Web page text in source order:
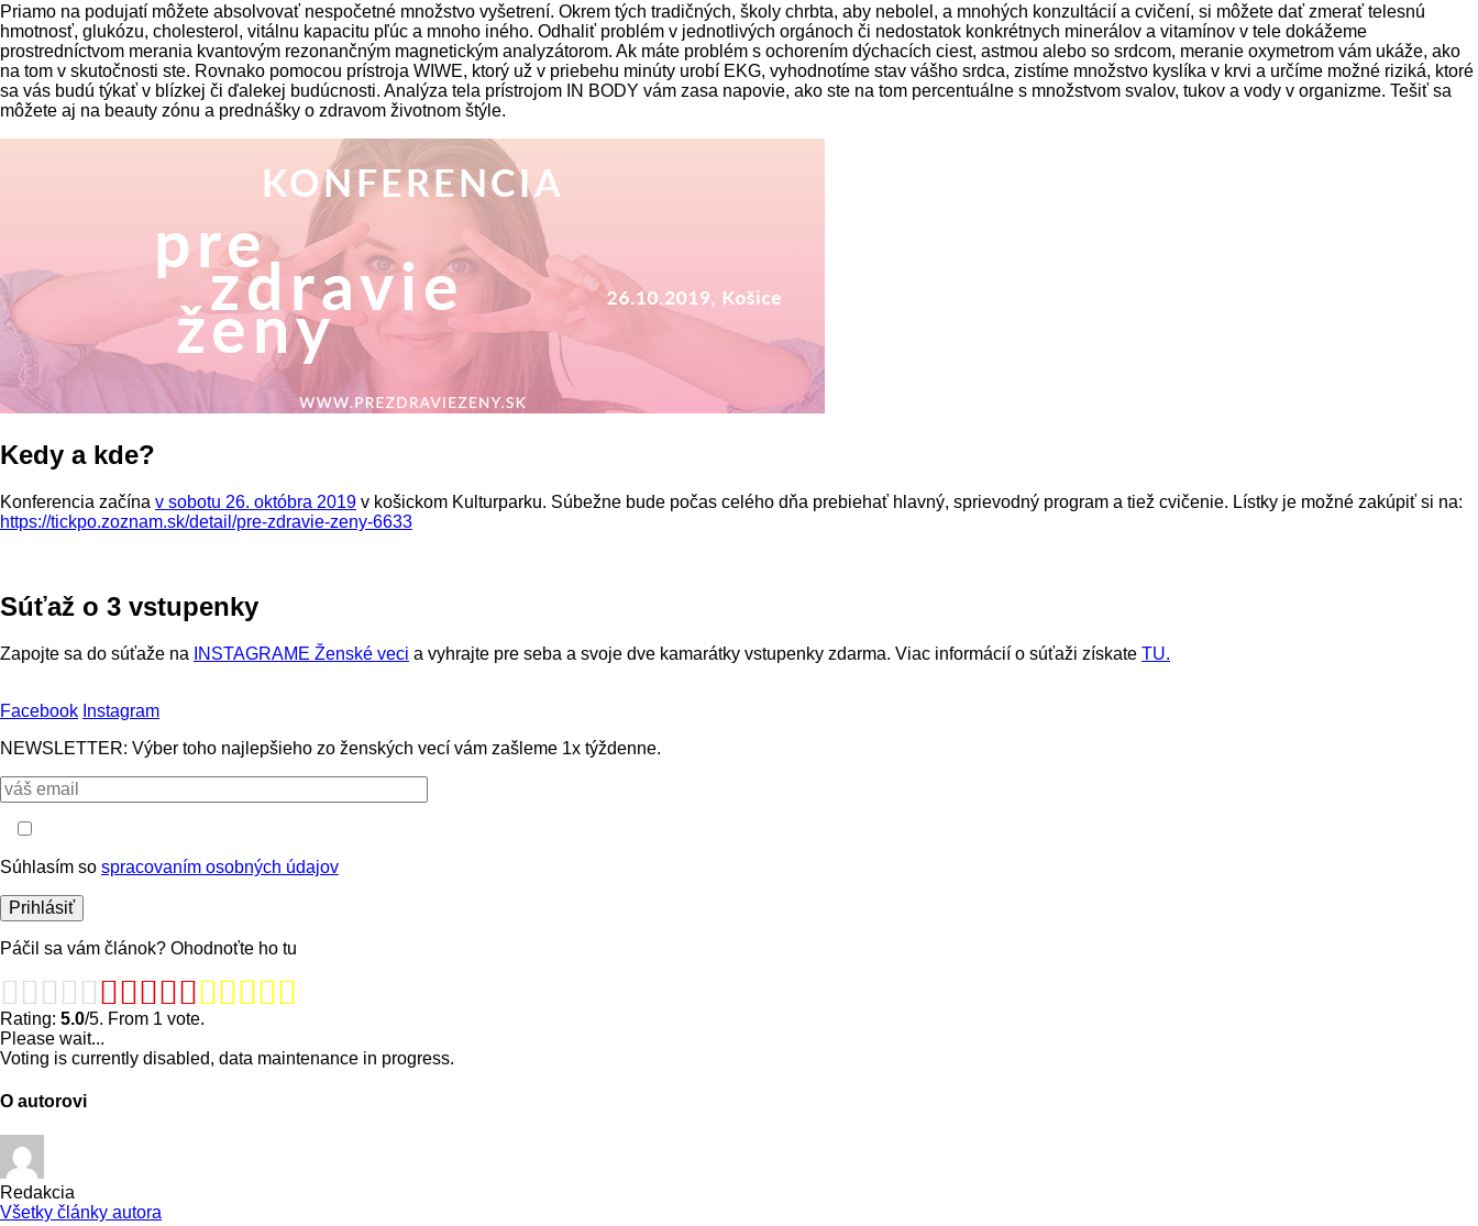
Priamo na podujatí môžete absolvovať nespočetné množstvo vyšetrení. Okrem tých tradičných, školy chrbta, aby nebolel, a mnohých konzultácií a cvičení, si môžete dať zmerať telesnú
hmotnosť, glukózu, cholesterol, vitálnu kapacitu pľúc a mnoho iného. Odhaliť problém v jednotlivých orgánoch či nedostatok konkrétnych minerálov a vitamínov v tele dokážeme
prostredníctvom merania kvantovým rezonančným magnetickým analyzátorom. Ak máte problém s ochorením dýchacích ciest, astmou alebo so srdcom, meranie oxymetrom vám ukáže, ako
na tom v skutočnosti ste. Rovnako pomocou prístroja WIWE, ktorý už v priebehu minúty urobí EKG, vyhodnotíme stav vášho srdca, zistíme množstvo kyslíka v krvi a určíme možné riziká, ktoré
sa vás budú týkať v blízkej či ďalekej budúcnosti. Analýza tela prístrojom IN BODY vám zasa napovie, ako ste na tom percentuálne s množstvom svalov, tukov a vody v organizme. Tešiť sa
môžete aj na beauty zónu a prednášky o zdravom životnom štýle.
Kedy a kde?
Konferencia začína v sobotu 26. októbra 2019 v košickom Kulturparku. Súbežne bude počas celého dňa prebiehať hlavný, sprievodný program a tiež cvičenie. Lístky je možné zakúpiť si na:
https://tickpo.zoznam.sk/detail/pre-zdravie-zeny-6633
Súťaž o 3 vstupenky
Zapojte sa do súťaže na INSTAGRAME Ženské veci a vyhrajte pre seba a svoje dve kamarátky vstupenky zdarma. Viac informácií o súťaži získate TU.
Facebook Instagram
NEWSLETTER: Výber toho najlepšieho zo ženských vecí vám zašleme 1x týždenne.
Súhlasím so spracovaním osobných údajov
Páčil sa vám článok? Ohodnoťte ho tu
Rating: 5.0/5. From 1 vote.
Please wait...
Voting is currently disabled, data maintenance in progress.
O autorovi
Redakcia
Všetky články autora